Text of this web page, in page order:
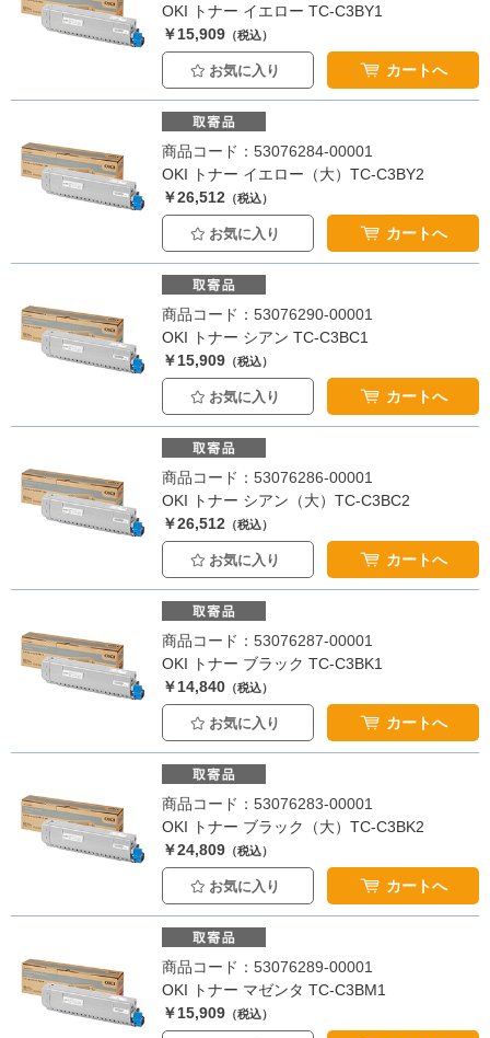
OKI トナー イエロー TC-C3BY1
￥15,909 （税込）
お気に入り カートへ
商品コード：53076284-00001
OKI トナー イエロー（大）TC-C3BY2
￥26,512 （税込）
お気に入り カートへ
商品コード：53076290-00001
OKI トナー シアン TC-C3BC1
￥15,909 （税込）
お気に入り カートへ
商品コード：53076286-00001
OKI トナー シアン（大）TC-C3BC2
￥26,512 （税込）
お気に入り カートへ
商品コード：53076287-00001
OKI トナー ブラック TC-C3BK1
￥14,840 （税込）
お気に入り カートへ
商品コード：53076283-00001
OKI トナー ブラック（大）TC-C3BK2
￥24,809 （税込）
お気に入り カートへ
商品コード：53076289-00001
OKI トナー マゼンタ TC-C3BM1
￥15,909 （税込）